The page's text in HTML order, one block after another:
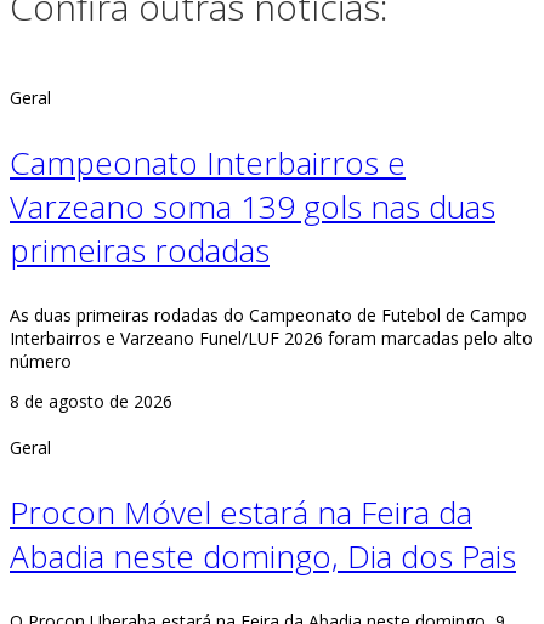
Geral
Campeonato Interbairros e
Varzeano soma 139 gols nas duas
primeiras rodadas
As duas primeiras rodadas do Campeonato de Futebol de Campo
Interbairros e Varzeano Funel/LUF 2026 foram marcadas pelo alto
número
8 de agosto de 2026
Geral
Procon Móvel estará na Feira da
Abadia neste domingo, Dia dos Pais